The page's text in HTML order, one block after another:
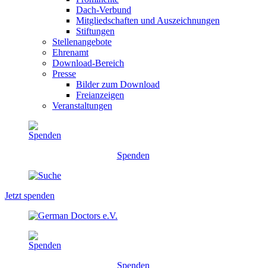
Dach-Verbund
Mitgliedschaften und Auszeichnungen
Stiftungen
Stellenangebote
Ehrenamt
Download-Bereich
Presse
Bilder zum Download
Freianzeigen
Veranstaltungen
Spenden
Jetzt spenden
Spenden